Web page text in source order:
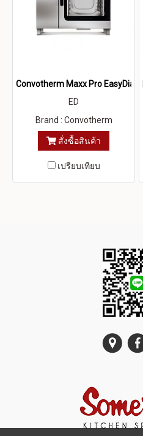
Convotherm Maxx Pro EasyDial
ED
Brand : Convotherm
สั่งซื้อสินค้า
เปรียบเทียบ